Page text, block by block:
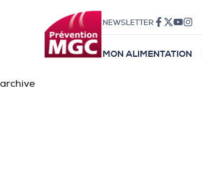
NEWSLETTER
MON ALIMENTATION
archive